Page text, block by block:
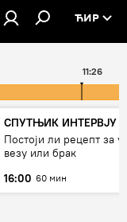
ЋИР
11:26
СПУТЊИК ИНТЕРВЈУ
Постоји ли рецепт за
везу или брак
16:00 60 мин